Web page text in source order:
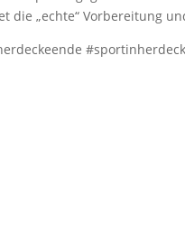
die „echte“ Vorbereitung